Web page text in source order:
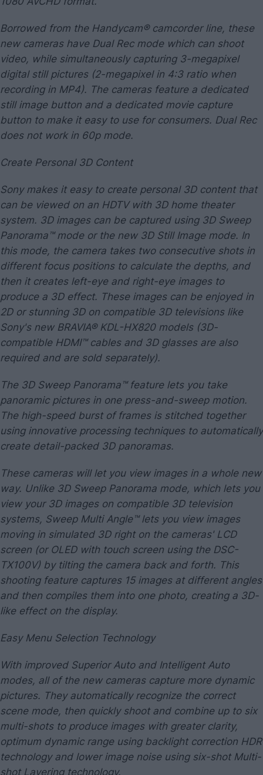
Borrowed from the Handycam® camcorder line, these
new cameras have Dual Rec mode which can shoot
video, while simultaneously capturing 3-megapixel
digital still pictures (2-megapixel in 4:3 ratio when
recording in MP4). The cameras feature a dedicated
still image button and a dedicated movie capture
button to make it easy to use for consumers. Dual Rec
does not work in 60p mode.
Create Personal 3D Content
Sony makes it easy to create personal 3D content that
can be viewed on an HDTV with 3D home theater
system. 3D images can be captured using 3D Sweep
Panorama™ mode or the new 3D Still Image mode. In
this mode, the camera takes two consecutive shots in
different focus positions to calculate the depths, and
then it creates left-eye and right-eye images to
produce a 3D effect. These images can be enjoyed in
2D or stunning 3D on compatible 3D televisions like
Sony's new BRAVIA® KDL-HX820 models (3D-
compatible HDMI™ cables and 3D glasses are also
required and are sold separately).
The 3D Sweep Panorama™ feature lets you take
panoramic pictures in one press-and-sweep motion.
The high-speed burst of frames is stitched together
using innovative processing techniques to automatically
create detail-packed 3D panoramas.
These cameras will let you view images in a whole new
way. Unlike 3D Sweep Panorama mode, which lets you
view your 3D images on compatible 3D television
systems, Sweep Multi Angle™ lets you view images
moving in simulated 3D right on the cameras' LCD
screen (or OLED with touch screen using the DSC-
TX100V) by tilting the camera back and forth. This
shooting feature captures 15 images at different angles
and then compiles them into one photo, creating a 3D-
like effect on the display.
Easy Menu Selection Technology
With improved Superior Auto and Intelligent Auto
modes, all of the new cameras capture more dynamic
pictures. They automatically recognize the correct
scene mode, then quickly shoot and combine up to six
multi-shots to produce images with greater clarity,
optimum dynamic range using backlight correction HDR
technology and lower image noise using six-shot Multi-
shot Layering technology.